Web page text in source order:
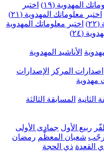
اختبر
المهدوية (٢١)
المهدوية
المهدوية
الإصدارات
الثالثة
الأولى
رمضان